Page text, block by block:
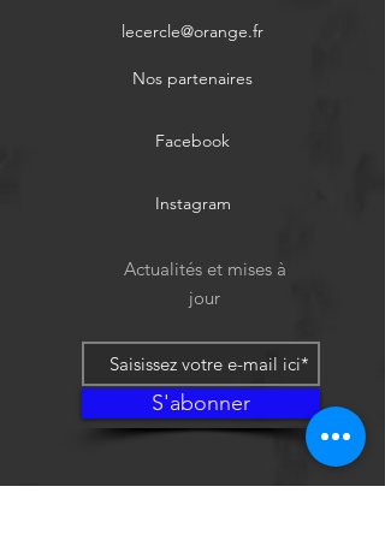
lecercle@orange.fr
Nos partenaires
Facebook
Instagram
Actualités et mises à
jour
S'abonner